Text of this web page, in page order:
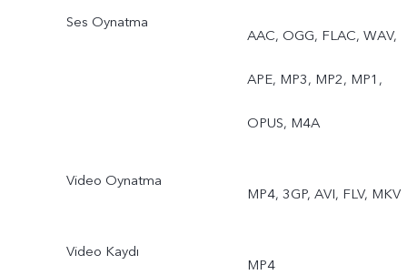
Geniş Gece, Süper Makro,
Ses Oynatma
AAC, OGG, FLAC, WAV,
APE, MP3, MP2, MP1,
OPUS, M4A
Video Oynatma
MP4, 3GP, AVI, FLV, MKV
Video Kaydı
MP4